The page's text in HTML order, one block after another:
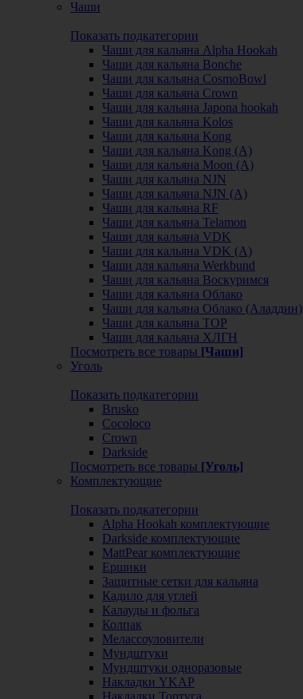
Чаши
Показать подкатегории
Чаши для кальяна Alpha Hookah
Чаши для кальяна Bonche
Чаши для кальяна CosmoBowl
Чаши для кальяна Crown
Чаши для кальяна Japona hookah
Чаши для кальяна Kolos
Чаши для кальяна Kong
Чаши для кальяна Kong (A)
Чаши для кальяна Moon (А)
Чаши для кальяна NJN
Чаши для кальяна NJN (А)
Чаши для кальяна RF
Чаши для кальяна Telamon
Чаши для кальяна VDK
Чаши для кальяна VDK (А)
Чаши для кальяна Werkbund
Чаши для кальяна Воскуримся
Чаши для кальяна Облако
Чаши для кальяна Облако (Аладдин)
Чаши для кальяна ТОР
Чаши для кальяна ХЛГН
Посмотреть все товары [Чаши]
Уголь
Показать подкатегории
Brusko
Cocoloco
Crown
Darkside
Посмотреть все товары [Уголь]
Комплектующие
Показать подкатегории
Alpha Hookah комплектующие
Darkside комплектующие
MattPear комплектующие
Ершики
Защитные сетки для кальяна
Кадило для углей
Калауды и фольга
Колпак
Мелассоуловители
Мундштуки
Мундштуки одноразовые
Накладки YKAP
Накладки Тортуга